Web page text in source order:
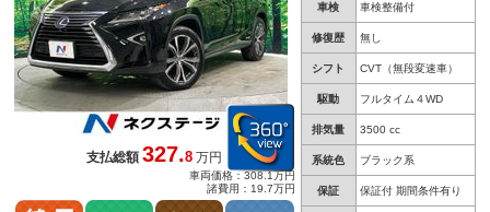
車検 車検整備付
修復歴 無し
シフト CVT（無段変速車）
駆動 フルタイム４WD
排気量 3500 cc
系統色 ブラック系
保証 保証付 期間条件有り
支払総額327.8 万円
車両価格：308.1万円
諸費用：19.7万円